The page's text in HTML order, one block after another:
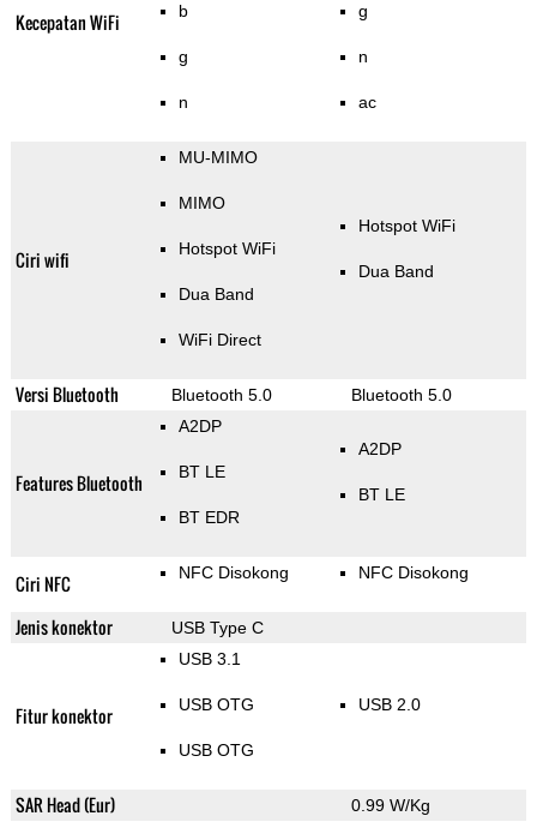
Kecepatan WiFi b
g
n
g
n
ac
Ciri wifi
MU-MIMO
MIMO
Hotspot WiFi
Dua Band
WiFi Direct
Hotspot WiFi
Dua Band
Versi Bluetooth Bluetooth 5.0 Bluetooth 5.0
Features Bluetooth
A2DP
BT LE
BT EDR
A2DP
BT LE
Ciri NFC NFC Disokong NFC Disokong
Jenis konektor USB Type C
Fitur konektor
USB 3.1
USB OTG
USB OTG
USB 2.0
SAR Head (Eur) 0.99 W/Kg